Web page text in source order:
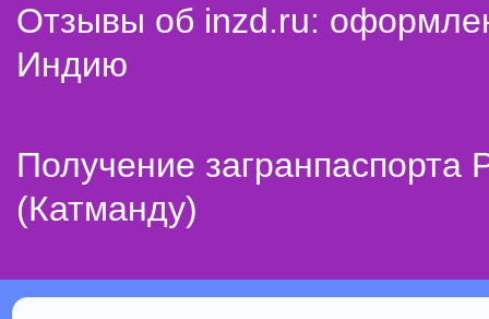
Отзывы об inzd.ru:
Индию
Получение
(Катманду)